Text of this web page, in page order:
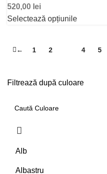
Filtrează după culoare
Alb
Albastru
520,00 lei
Selectează opțiunile
← 1 2 4 5